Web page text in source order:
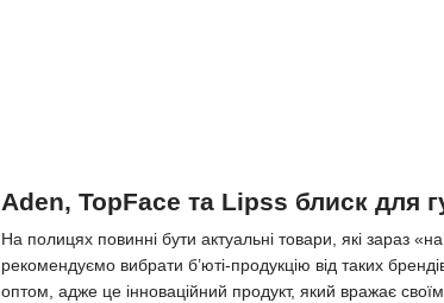
Aden, TopFace та Lipss блиск для
На полицях повинні бути актуальні товари, які зараз
рекомендуємо вибрати б’юті-продукцію від таких
оптом, адже це інноваційний продукт, який вражає